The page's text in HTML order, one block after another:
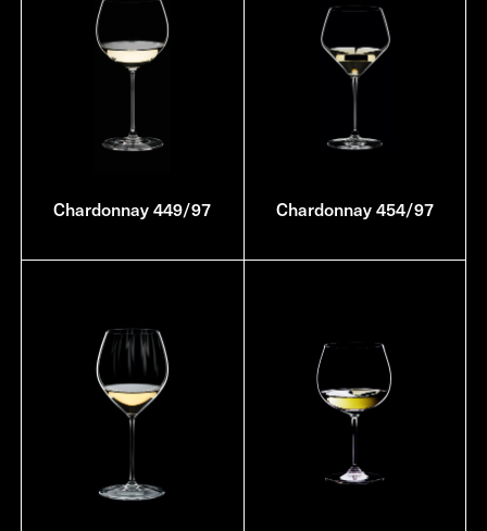
Chardonnay 449/97 Chardonnay 454/97